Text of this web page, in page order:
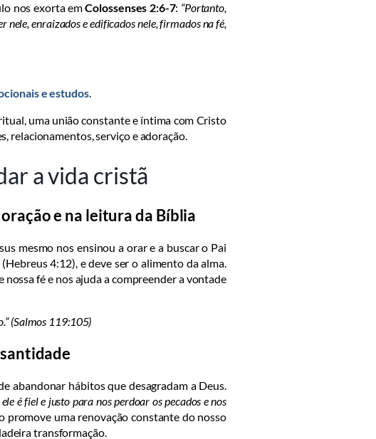
nos exorta emColossenses 2:6-7: “Portanto,
nele, enraizados e edificados nele, firmados na fé,
e estudos.
uma união constante e íntima com Cristo
relacionamentos, serviço e adoração.
a vida cristã
e na leitura da Bíblia
mesmo nos ensinou a orar e a buscar o Pai
4:12), e deve ser o alimento da alma.
fé e nos ajuda a compreender a vontade
(Salmos 119:105)
abandonar hábitos que desagradam a Deus.
é fiel e justo para nos perdoar os pecados e nos
uma renovação constante do nosso
transformação.